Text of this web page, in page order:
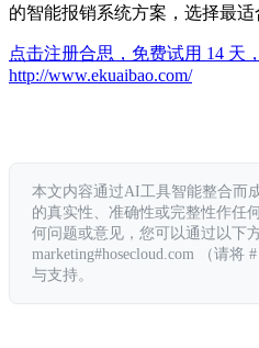
的智能报销系统方案，选择最适
点击注册合思，免费试用 14 天
http://www.ekuaibao.com/
本文内容通过AI工具智能整合而
的真实性、准确性或完整性作任
何问题或意见，您可以通过以下
marketing#hosecloud.com （请
与支持。